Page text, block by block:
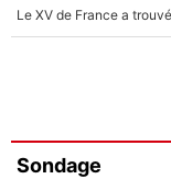
Sondage